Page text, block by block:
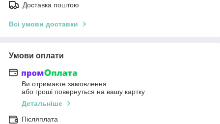
Доставка поштою
Всі умови доставки
Умови оплати
Ви отримаєте замовлення
або гроші повернуться на вашу картку
Детальніше
Післяплата